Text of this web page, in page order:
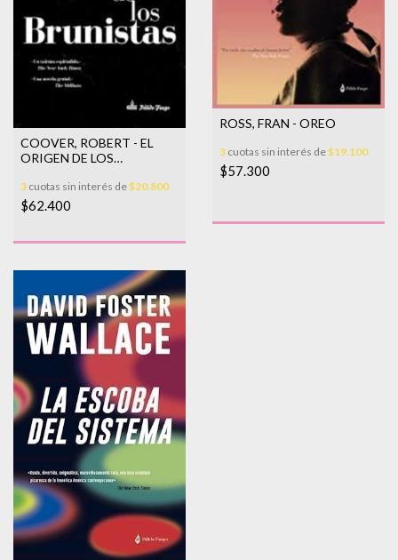
COOVER, ROBERT - EL
ORIGEN DE LOS
3 cuotas sin interés de$20.800
$62.400
ROSS, FRAN - OREO
3 cuotas sin interés de$19.100
$57.300